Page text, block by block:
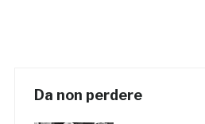
Da non perdere